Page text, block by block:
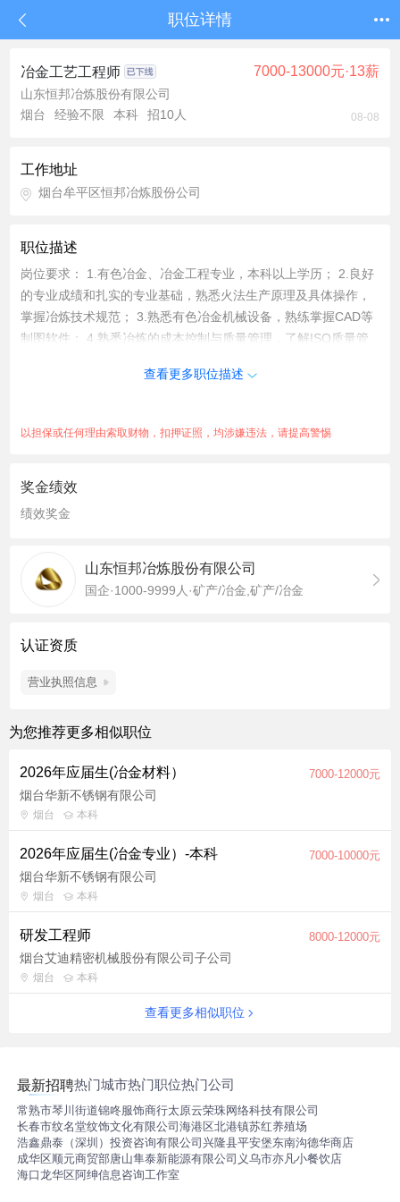
职位详情
冶金工艺工程师 7000-13000元·13薪
山东恒邦冶炼股份有限公司
烟台
经验不限 本科 招10人 08-08
工作地址
烟台牟平区恒邦冶炼股份公司
职位描述
岗位要求： 1.有色冶金、冶金工程专业，本科以上学历； 2.良好
的专业成绩和扎实的专业基础，熟悉火法生产原理及具体操作，
掌握冶炼技术规范； 3.熟悉有色冶金机械设备，熟练掌握CAD等
制图软件； 4.熟悉冶炼的成本控制与质量管理，了解ISO质量管
6.具有较强的沟通、协调能力，责任心强； 7.适应冶炼企业工
查看更多职位描述
以担保或任何理由索取财物，扣押证照，均涉嫌违法，请提高警惕
奖金绩效
绩效奖金
山东恒邦冶炼股份有限公司
国企·1000-9999人·矿产/冶金,矿产/冶金
认证资质
营业执照信息
为您推荐更多相似职位
2026年应届生(冶金材料） 7000-12000元
烟台华新不锈钢有限公司
烟台 本科
2026年应届生(冶金专业）-本科 7000-10000元
烟台华新不锈钢有限公司
烟台 本科
研发工程师 8000-12000元
烟台艾迪精密机械股份有限公司子公司
烟台 本科
查看更多相似职位
最新招聘热门城市热门职位热门公司
常熟市琴川街道锦咚服饰商行太原云荣珠网络科技有限公司
长春市纹名堂纹饰文化有限公司海港区北港镇苏红养殖场
浩鑫鼎泰（深圳）投资咨询有限公司 兴隆县平安堡东南沟德华商店
成华区顺元商贸部唐山隼泰新能源有限公司 义乌市亦凡小餐饮店
海口龙华区阿绅信息咨询工作室